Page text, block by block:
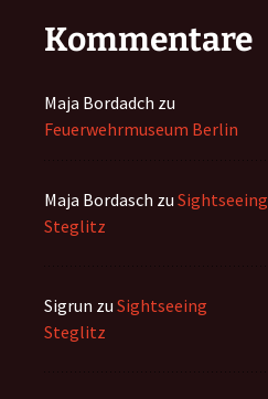
Kommentare
Maja Bordadch zu
Feuerwehrmuseum Berlin
Maja Bordasch zu Sightseeing
Steglitz
Sigrun zu Sightseeing
Steglitz